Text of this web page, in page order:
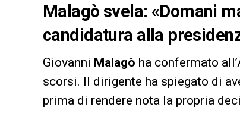
Malagò svela: «Domani
candidatura alla
Giovanni Malagò ha confermato
scorsi. Il dirigente ha spiegato di
prima di rendere nota la propria